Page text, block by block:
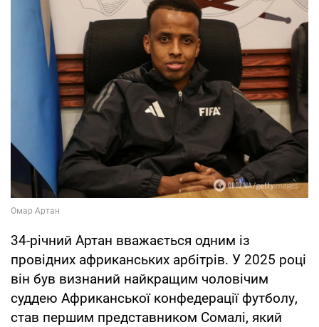
34-річний Артан вважається одним із
провідних африканських арбітрів. У 2025 році
він був визнаний найкращим чоловічим
суддею Африканської конфедерації футболу,
став першим представником Сомалі, який